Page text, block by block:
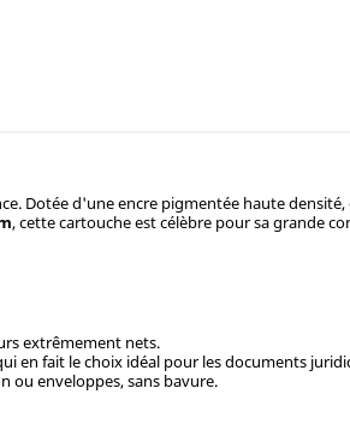
Dotée d'une encre pigmentée haute
, cette cartouche est célèbre pour sa grande
extrêmement nets.
en fait le choix idéal pour les documents
ou enveloppes, sans bavure.